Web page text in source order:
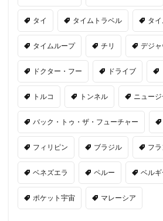
タイ タイムトラベル タ
タイムループ チリ デジ
ドクター・フー ドライブ
トルコ トンネル ニュー
バック・トゥ・ザ・フューチャー
フィリピン ブラジル フ
ベネズエラ ペルー ベルギ
ポケット宇宙 マレーシア